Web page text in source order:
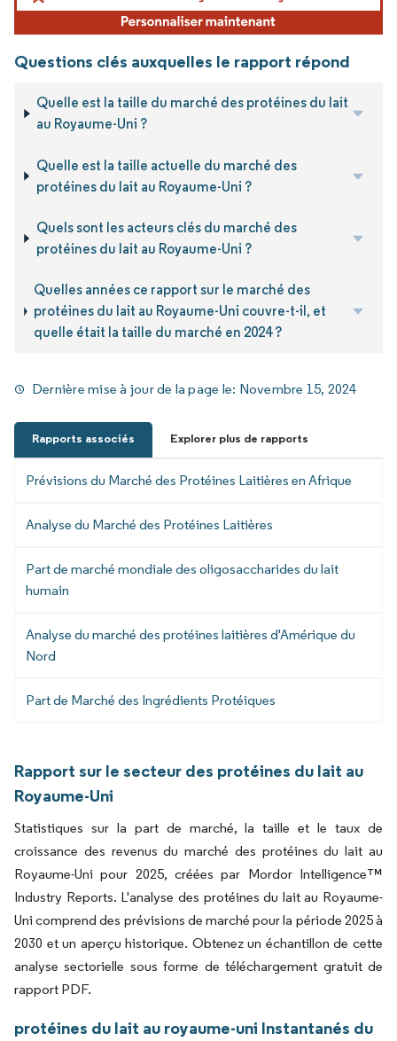
Questions clés auxquelles le rapport répond
Quelle est la taille du marché des protéines du lait
au Royaume-Uni ?
Quelle est la taille actuelle du marché des
protéines du lait au Royaume-Uni ?
Quels sont les acteurs clés du marché des
protéines du lait au Royaume-Uni ?
Quelles années ce rapport sur le marché des
protéines du lait au Royaume-Uni couvre-t-il, et
quelle était la taille du marché en 2024 ?
Dernière mise à jour de la page le: Novembre 15, 2024
Rapports associés Explorer plus de rapports
Prévisions du Marché des Protéines Laitières en Afrique
Analyse du Marché des Protéines Laitières
Part de marché mondiale des oligosaccharides du lait
humain
Analyse du marché des protéines laitières d'Amérique du
Nord
Part de Marché des Ingrédients Protéiques
Rapport sur le secteur des protéines du lait au
Royaume-Uni
Statistiques sur la part de marché, la taille et le taux de
croissance des revenus du marché des protéines du lait au
Royaume-Uni pour 2025, créées par Mordor Intelligence™
Industry Reports. L'analyse des protéines du lait au Royaume-
Uni comprend des prévisions de marché pour la période 2025 à
2030 et un aperçu historique. Obtenez un échantillon de cette
analyse sectorielle sous forme de téléchargement gratuit de
rapport PDF.
protéines du lait au royaume-uni Instantanés du